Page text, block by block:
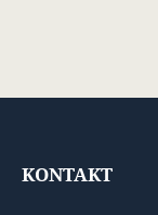
KONTAKT